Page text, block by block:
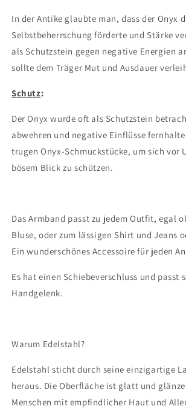
In der Antike glaubte man, dass der Onyx
Selbstbeherrschung förderte und Stärke
als Schutzstein gegen negative Energien
sollte dem Träger Mut und Ausdauer
Schutz:
Der Onyx wurde oft als Schutzstein
abwehren und negative Einflüsse
trugen Onyx-Schmuckstücke, um sich vor
bösem Blick zu schützen.
Das Armband passt zu jedem Outfit, egal
Bluse, oder zum lässigen Shirt und Jeans
Ein wunderschönes Accessoire für jeden
Es hat einen Schiebeverschluss und passt
Handgelenk.
Warum Edelstahl?
Edelstahl sticht durch seine einzigartige
heraus. Die Oberfläche ist glatt und
Menschen mit empfindlicher Haut und